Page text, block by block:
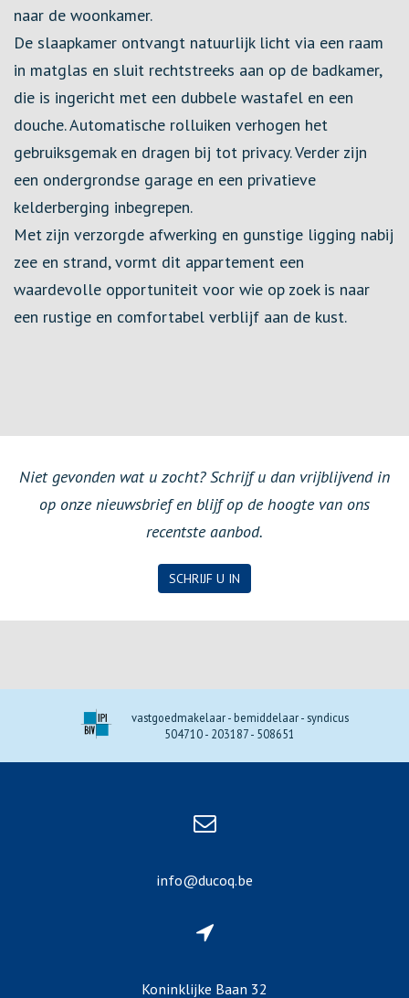
naar de woonkamer.
De slaapkamer ontvangt natuurlijk licht via een raam
in matglas en sluit rechtstreeks aan op de badkamer,
die is ingericht met een dubbele wastafel en een
douche. Automatische rolluiken verhogen het
gebruiksgemak en dragen bij tot privacy. Verder zijn
een ondergrondse garage en een privatieve
kelderberging inbegrepen.
Met zijn verzorgde afwerking en gunstige ligging nabij
zee en strand, vormt dit appartement een
waardevolle opportuniteit voor wie op zoek is naar
een rustige en comfortabel verblijf aan de kust.
Niet gevonden wat u zocht? Schrijf u dan vrijblijvend in
op onze nieuwsbrief en blijf op de hoogte van ons
recentste aanbod.
SCHRIJF U IN
vastgoedmakelaar - bemiddelaar - syndicus
504710 - 203187 - 508651
info@ducoq.be
Koninklijke Baan 32